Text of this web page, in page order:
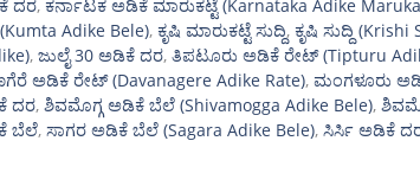
ದರ, ಕರ್ನಾಟಕ ಅಡಿಕೆ ಮಾರುಕಟ್ಟೆ (Karnataka Adike
Adike Bele), ಕೃಷಿ ಮಾರುಕಟ್ಟೆ ಸುದ್ದಿ, ಕೃಷಿ ಸುದ್ದಿ (Krishi
, ಜುಲೈ 30 ಅಡಿಕೆ ದರ, ತಿಪಟೂರು ಅಡಿಕೆ ರೇಟ್ (Tipturu
ಅಡಿಕೆ ರೇಟ್ (Davanagere Adike Rate), ಮಂಗಳೂರು
ದರ, ಶಿವಮೊಗ್ಗ ಅಡಿಕೆ ಬೆಲೆ (Shivamogga Adike Bele),
ಬೆಲೆ, ಸಾಗರ ಅಡಿಕೆ ಬೆಲೆ (Sagara Adike Bele), ಸಿರ್ಸಿ ಅಡಿಕೆ